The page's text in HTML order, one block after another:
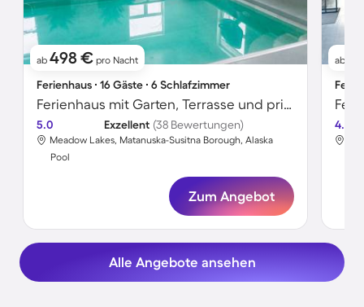
ab 498 € pro Nacht
Ferienhaus ∙ 16 Gäste ∙ 6 Schlafzimmer
Ferienhaus mit Garten, Terrasse und privatem Pool | Bergblick
5.0 Exzellent (38 Bewertungen)
Meadow Lakes, Matanuska-Susitna Borough, Alaska
Pool
Zum Angebot
ab
4.6
Alle Angebote ansehen